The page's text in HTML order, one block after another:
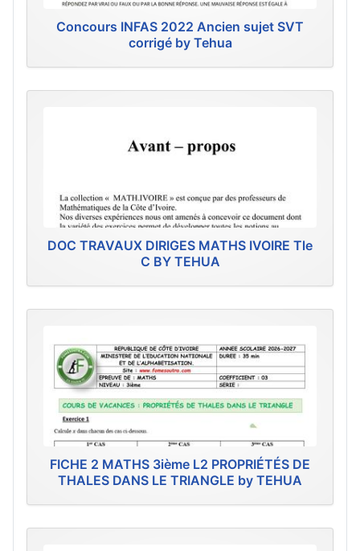
Concours INFAS 2022 Ancien sujet SVT
corrigé by Tehua
DOC TRAVAUX DIRIGES MATHS IVOIRE Tle
C BY TEHUA
FICHE 2 MATHS 3ième L2 PROPRIÉTÉS DE
THALES DANS LE TRIANGLE by TEHUA